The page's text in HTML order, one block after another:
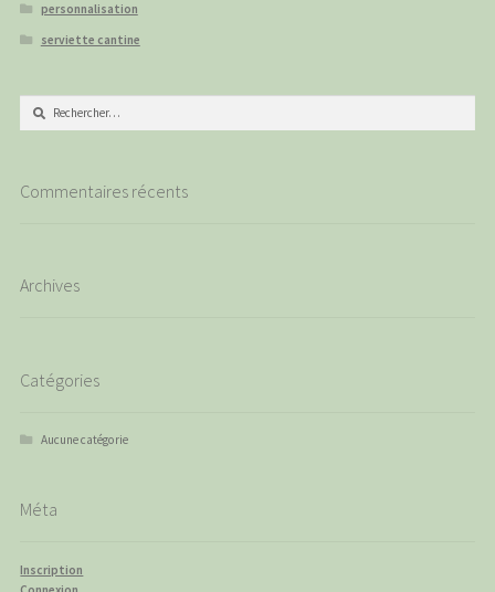
personnalisation
serviette cantine
Rechercher :
Commentaires récents
Archives
Catégories
Aucune catégorie
Méta
Inscription